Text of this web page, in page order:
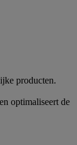
producten.
optimaliseert de